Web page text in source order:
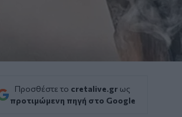
Προσθέστε το cretalive.gr ως
προτιμώμενη πηγή στο Google